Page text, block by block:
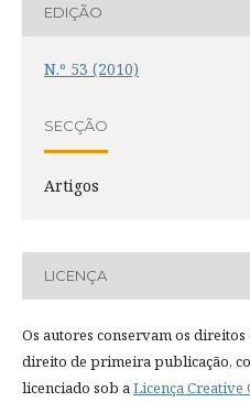
EDIÇÃO
N.º 53 (2010)
SECÇÃO
Artigos
LICENÇA
Os autores conservam os
direito de primeira publicação,
licenciado sob aLicença